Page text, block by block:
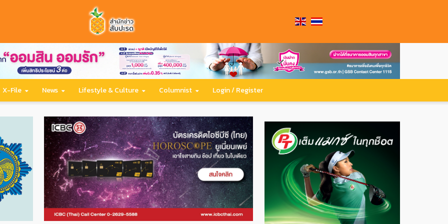
X-File News Lifestyle & Culture Columnist Login / Register